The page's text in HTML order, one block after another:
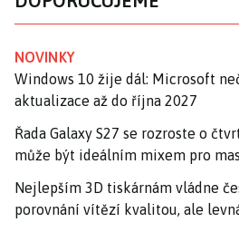
NOVINKY
Windows 10 žije dál: Microsoft
aktualizace až do října 2027
Řada Galaxy S27 se rozroste o
může být ideálním mixem pro
Nejlepším 3D tiskárnám vládne
porovnání vítězí kvalitou, ale